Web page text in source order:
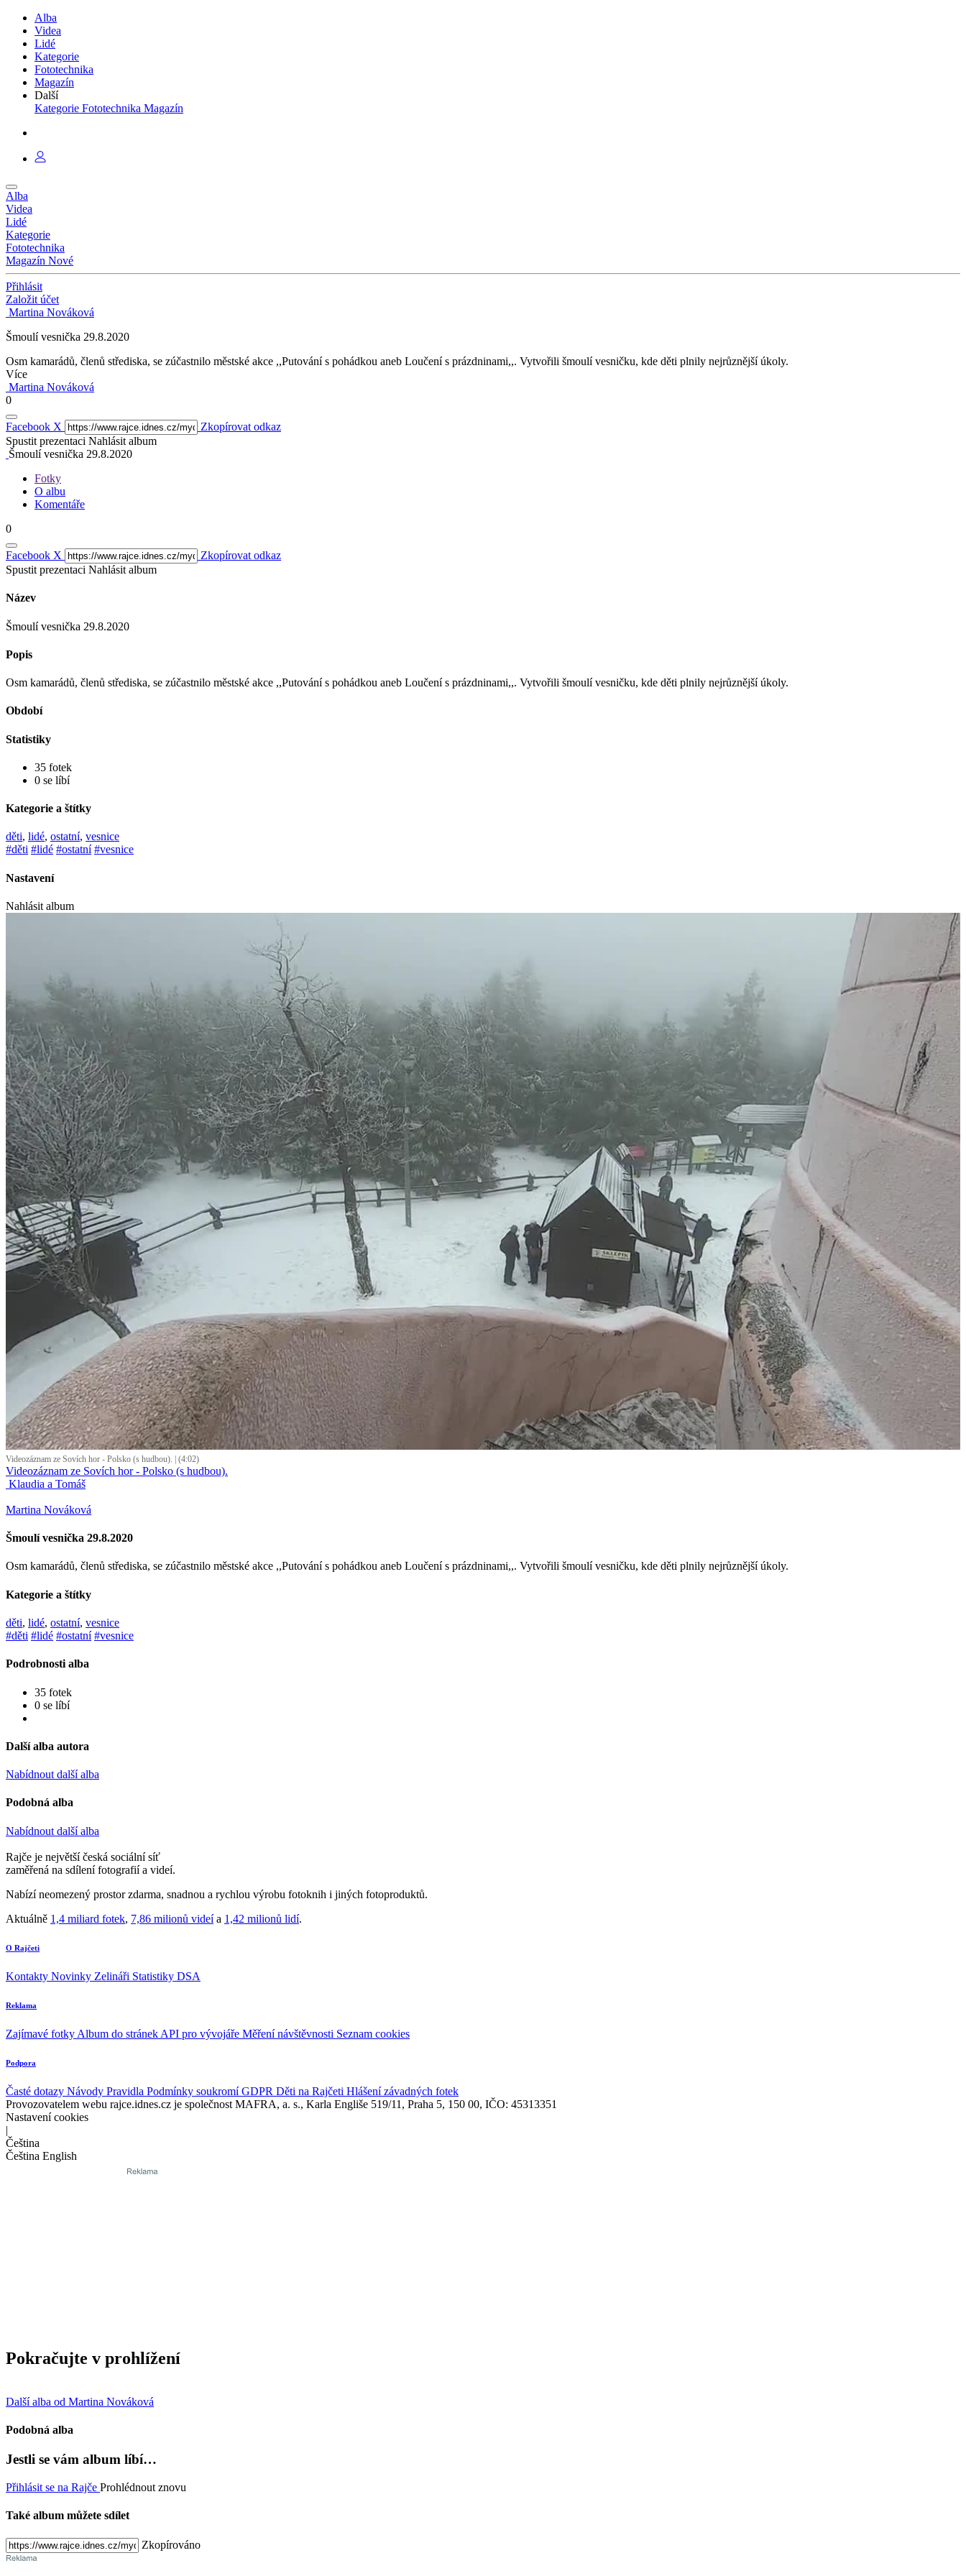
Alba
Videa
Lidé
Kategorie
Fototechnika
Magazín
Další
Kategorie Fototechnika Magazín
Alba
Videa
Lidé
Kategorie
Fototechnika
Magazín Nové
Přihlásit
Založit účet
Martina Nováková
Šmoulí vesnička 29.8.2020
Osm kamarádů, členů střediska, se zúčastnilo městské akce ,,Putování s pohádkou aneb Loučení s prázdninami,,. Vytvořili šmoulí vesničku, kde děti plnily nejrůznější úkoly.
Více
Martina Nováková
0
Facebook X
Zkopírovat odkaz
Spustit prezentaci Nahlásit album
Šmoulí vesnička 29.8.2020
Fotky
O albu
Komentáře
0
Facebook X
Zkopírovat odkaz
Spustit prezentaci Nahlásit album
Název
Šmoulí vesnička 29.8.2020
Popis
Osm kamarádů, členů střediska, se zúčastnilo městské akce ,,Putování s pohádkou aneb Loučení s prázdninami,,. Vytvořili šmoulí vesničku, kde děti plnily nejrůznější úkoly.
Období
Statistiky
35 fotek
0 se líbí
Kategorie a štítky
děti, lidé, ostatní, vesnice
#děti #lidé #ostatní #vesnice
Nastavení
Nahlásit album
Videozáznam ze Sovích hor - Polsko (s hudbou). | (4:02)
Videozáznam ze Sovích hor - Polsko (s hudbou).
Klaudia a Tomáš
Martina Nováková
Šmoulí vesnička 29.8.2020
Osm kamarádů, členů střediska, se zúčastnilo městské akce ,,Putování s pohádkou aneb Loučení s prázdninami,,. Vytvořili šmoulí vesničku, kde děti plnily nejrůznější úkoly.
Kategorie a štítky
děti, lidé, ostatní, vesnice
#děti #lidé #ostatní #vesnice
Podrobnosti alba
35 fotek
0 se líbí
Další alba autora
Nabídnout další alba
Podobná alba
Nabídnout další alba
Rajče je největší česká sociální síť
zaměřená na sdílení fotografií a videí.
Nabízí neomezený prostor zdarma, snadnou a rychlou výrobu fotoknih i jiných fotoproduktů.
Aktuálně 1,4 miliard fotek, 7,86 milionů videía 1,42 milionů lidí.
O Rajčeti
Kontakty Novinky Zelináři Statistiky DSA
Reklama
Zajímavé fotky Album do stránek API pro vývojáře Měření návštěvnosti Seznam cookies
Podpora
Časté dotazy Návody Pravidla Podmínky soukromíGDPR Děti na Rajčeti Hlášení závadných fotek
Provozovatelem webu rajce.idnes.cz je společnost MAFRA, a. s., Karla Engliše 519/11, Praha 5, 150 00, IČO: 45313351
Nastavení cookies
|
Čeština
Čeština English
Pokračujte v prohlížení
Další alba od Martina Nováková
Podobná alba
Jestli se vám album líbí…
Přihlásit se na Rajče Prohlédnout znovu
Také album můžete sdílet
Zkopírováno